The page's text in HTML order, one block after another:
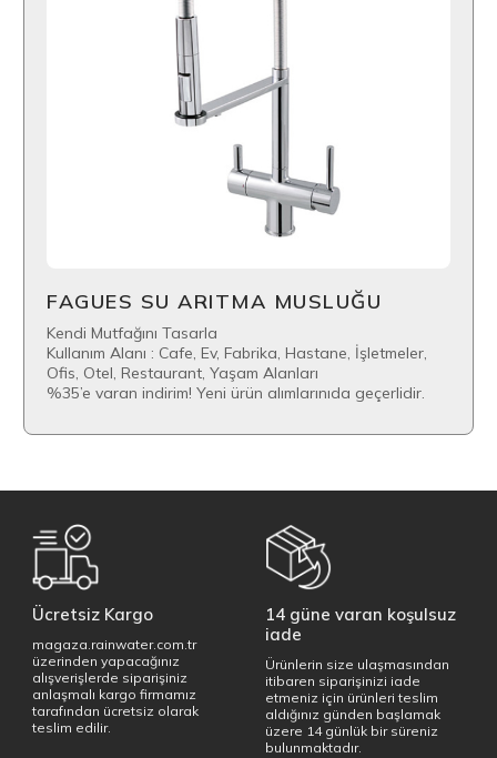
FAGUES SU ARITMA MUSLUĞU
Kendi Mutfağını Tasarla
Kullanım Alanı : Cafe, Ev, Fabrika, Hastane, İşletmeler,
Ofis, Otel, Restaurant, Yaşam Alanları
%35’e varan indirim! Yeni ürün alımlarınıda geçerlidir.
Ücretsiz Kargo
magaza.rainwater.com.tr
üzerinden yapacağınız
alışverişlerde siparişiniz
anlaşmalı kargo firmamız
tarafından ücretsiz olarak
teslim edilir.
14 güne varan koşulsuz
iade
Ürünlerin size ulaşmasından
itibaren siparişinizi iade
etmeniz için ürünleri teslim
aldığınız günden başlamak
üzere 14 günlük bir süreniz
bulunmaktadır.